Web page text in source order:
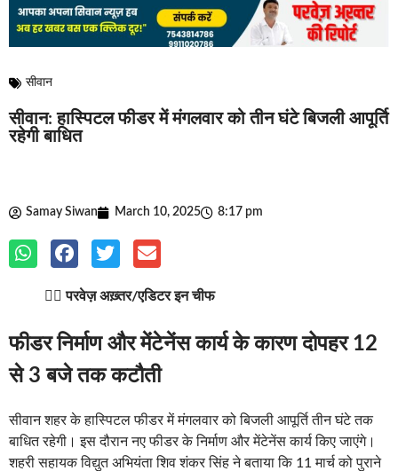
सीवान
सीवान: हास्पिटल फीडर में मंगलवार को तीन घंटे बिजली आपूर्ति
रहेगी बाधित
Samay Siwan March 10, 2025 8:17 pm
✍🏽परवेज़ अख़्तर/एडिटर इन चीफ
फीडर निर्माण और मेंटेनेंस कार्य के कारण दोपहर 12
से 3 बजे तक कटौती
सीवान शहर के हास्पिटल फीडर में मंगलवार को बिजली आपूर्ति तीन घंटे तक
बाधित रहेगी। इस दौरान नए फीडर के निर्माण और मेंटेनेंस कार्य किए जाएंगे।
शहरी सहायक विद्युत अभियंता शिव शंकर सिंह ने बताया कि 11 मार्च को पुराने